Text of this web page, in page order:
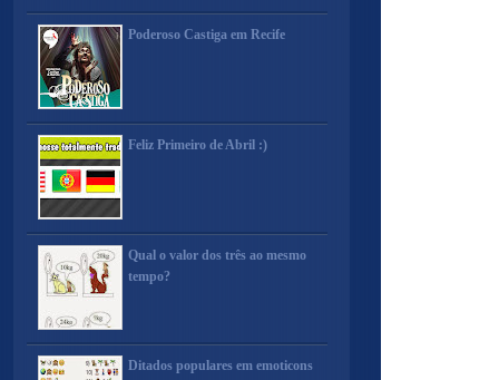
Poderoso Castiga em Recife
Feliz Primeiro de Abril :)
Qual o valor dos três ao mesmo
tempo?
Ditados populares em emoticons